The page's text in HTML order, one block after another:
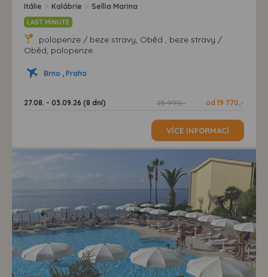
Itálie > Kalábrie > Sellia Marina
LAST MINUTE
polopenze / beze stravy, Oběd , beze stravy /
Oběd, polopenze
Brno , Praha
27.08. - 03.09.26 (8 dní) 25 990,- od 19 770,-
VÍCE INFORMACÍ